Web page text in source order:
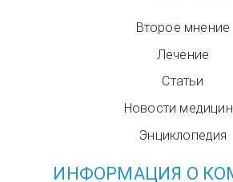
Второе мнение
Лечение
Статьи
Новости
Энциклопедия
ИНФОРМАЦИЯ О